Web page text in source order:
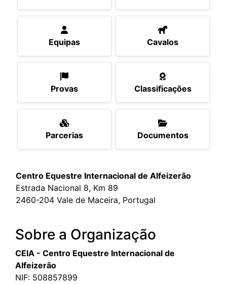
Equipas Cavalos
Provas Classificações
Parcerias Documentos
Centro Equestre Internacional de Alfeizerão
Estrada Nacional 8, Km 89
2460-204 Vale de Maceira, Portugal
Sobre a Organização
CEIA - Centro Equestre Internacional de
Alfeizerão
NIF: 508857899